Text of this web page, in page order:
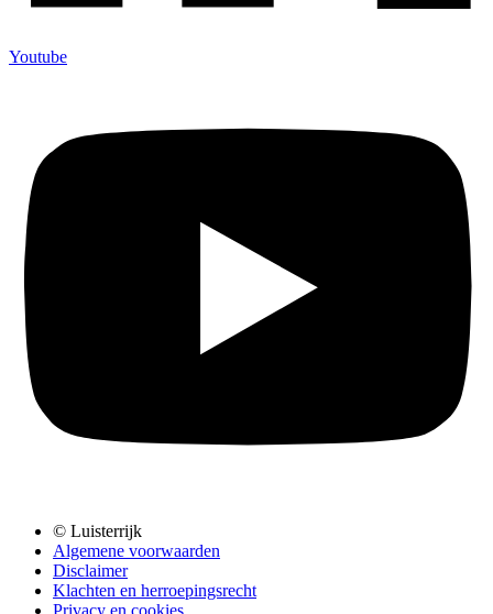
Youtube
© Luisterrijk
Algemene voorwaarden
Disclaimer
Klachten en herroepingsrecht